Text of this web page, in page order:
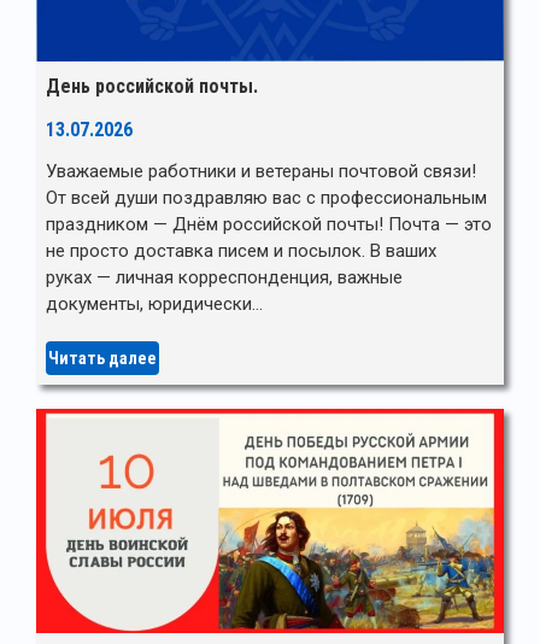
День российской почты.
13.07.2026
Уважаемые работники и ветераны почтовой связи!
От всей души поздравляю вас с профессиональным
праздником — Днём российской почты! Почта — это
не просто доставка писем и посылок. В ваших
руках — личная корреспонденция, важные
документы, юридически…
Читать далее